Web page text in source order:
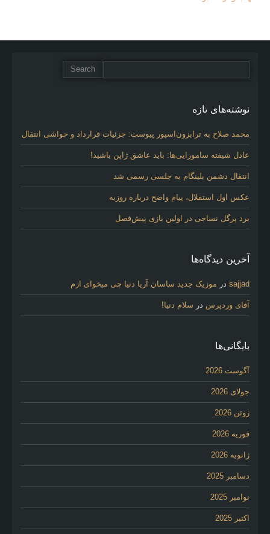
نوشته‌های تازه
محمد صلاح به ترابزون‌اسپور پیوست: جزئیات قرارداد و حواشی انتقال
عادل شیفته سامورایی‌ها: باید عاشق ژاپن باشید!
انتقال دشمن بلینگام به چلسی رسمی شد
عکس اول استقلال، پیام واضح درباره روزبه
برد پرگل نساجی در اولین بازی پیش‌فصل
آخرین دیدگاه‌ها
sajjad در موزیک جدید ساسان آریا دنیا چی میخوای ازم
آقای وردپرس در سلام دنیا!
بایگانی‌ها
آگوست 2026
جولای 2026
ژوئن 2026
فوریه 2026
ژانویه 2026
دسامبر 2025
نوامبر 2025
اکتبر 2025